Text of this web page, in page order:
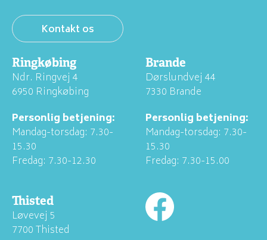
Kontakt os
Ringkøbing
Ndr. Ringvej 4
6950 Ringkøbing
Personlig betjening:
Mandag-torsdag: 7.30-
15.30
Fredag: 7.30-12.30
Brande
Dørslundvej 44
7330 Brande
Personlig betjening:
Mandag-torsdag: 7.30-
15.30
Fredag: 7.30-15.00
Thisted
Løvevej 5
7700 Thisted